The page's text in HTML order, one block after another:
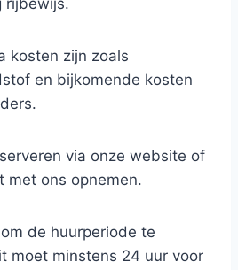
rijbewijs.
kosten zijn zoals
en bijkomende kosten
via onze website of
met ons opnemen.
de huurperiode te
moet minstens 24 uur voor